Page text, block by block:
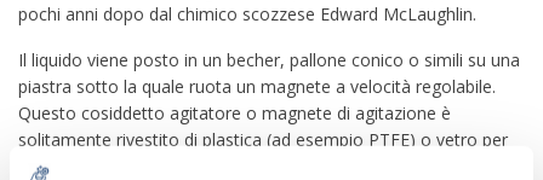
pochi anni dopo dal chimico scozzese Edward McLaughlin.
Il liquido viene posto in un becher, pallone conico o simili su una
piastra sotto la quale ruota un magnete a velocità regolabile.
Questo cosiddetto agitatore o magnete di agitazione è
solitamente rivestito di plastica (ad esempio PTFE) o vetro per
ridurre l'attrito e renderlo chimicamente inerte.